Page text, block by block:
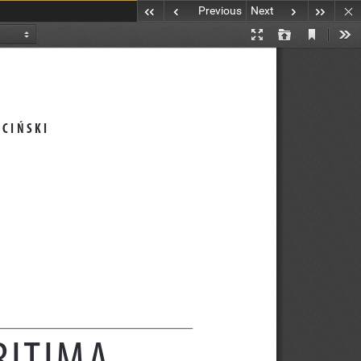
Previous Next